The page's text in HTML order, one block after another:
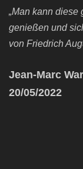
„Man kann diese
genießen und
von Friedrich
Jean-Marc
20/05/2022